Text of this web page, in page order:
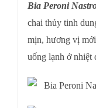
Bia Peroni
chai thủy tinh
mịn, hương vị
uống lạnh ở nhiệt